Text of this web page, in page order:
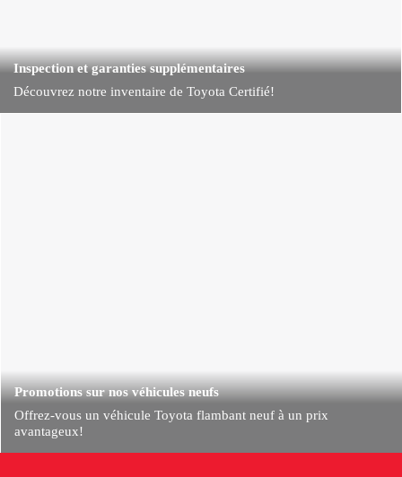
Inspection et garanties supplémentaires
Découvrez notre inventaire de Toyota Certifié!
Promotions sur nos véhicules neufs
Offrez-vous un véhicule Toyota flambant neuf à un prix
avantageux!